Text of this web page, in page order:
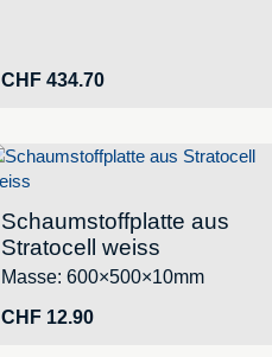
CHF434.70
Schaumstoffplatte aus
Stratocell weiss
Masse: 600×500×10mm
CHF12.90